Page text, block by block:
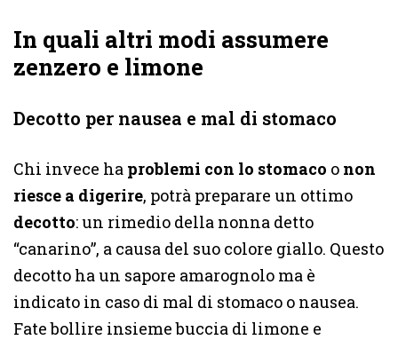
In quali altri modi assumere
zenzero e limone
Decotto per nausea e mal di stomaco
Chi invece ha problemi con lo stomaco o non
riesce a digerire, potrà preparare un ottimo
decotto: un rimedio della nonna detto
“canarino”, a causa del suo colore giallo. Questo
decotto ha un sapore amarognolo ma è
indicato in caso di mal di stomaco o nausea.
Fate bollire insieme buccia di limone e